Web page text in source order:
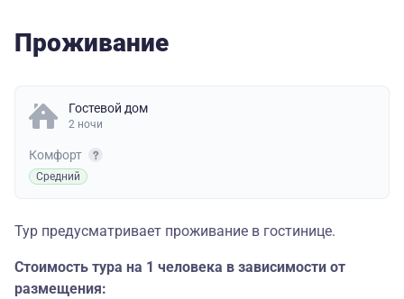
Проживание
Гостевой дом
2 ночи
Комфорт
Средний
Тур предусматривает проживание в гостинице.
Стоимость тура на 1 человека в зависимости от
размещения: